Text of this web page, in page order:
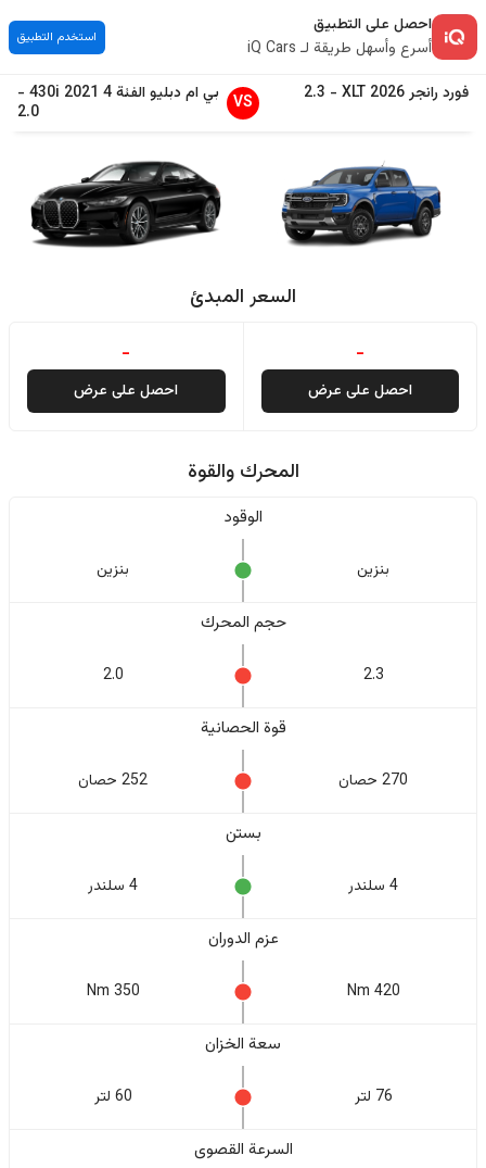
احصل على التطبيق
أسرع وأسهل طريقة لـ iQ Cars
استخدم التطبيق
فورد رانجر2026
XLT
-
2.3
VS بي ام دبليوالفئة 4 2021
430i
-
2.0
السعر المبدئ
-
احصل على عرض
-
احصل على عرض
المحرك والقوة
الوقود
بنزين بنزين
حجم المحرك
2.3
2.0
قوة الحصانية
270 حصان 252 حصان
بستن
4 سلندر 4 سلندر
عزم الدوران
420 Nm
350 Nm
سعة الخزان
76 لتر 60 لتر
السرعة القصوى